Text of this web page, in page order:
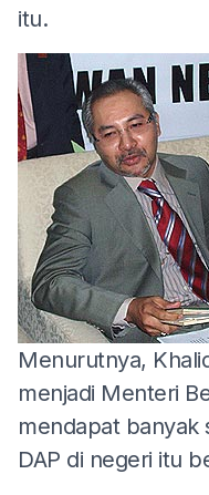
itu.
Menurutnya,
menjadi Menteri
mendapat banyak
DAP di negeri itu